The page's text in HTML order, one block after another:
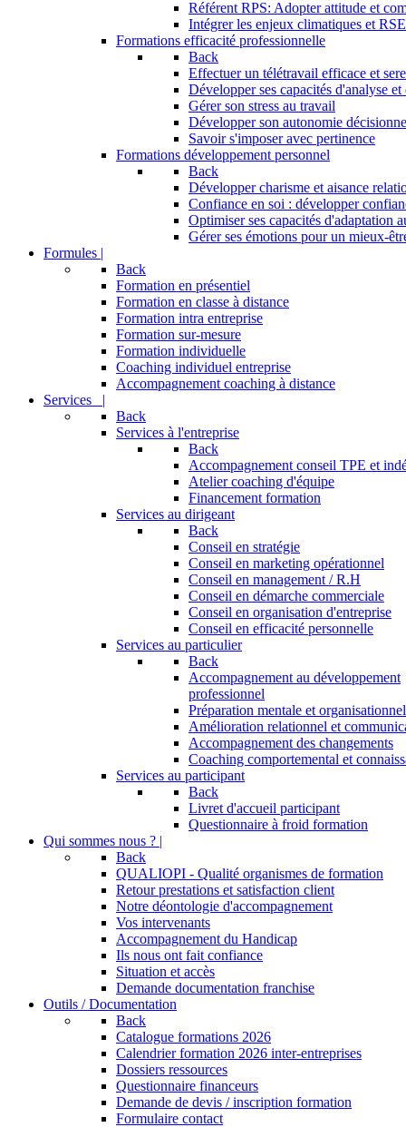
Référent RPS: Adopter attitude et
Intégrer les enjeux climatiques et
Formations efficacité professionnelle
Back
Effectuer un télétravail efficace et
Développer ses capacités d'analyse
Gérer son stress au travail
Développer son autonomie
Savoir s'imposer avec pertinence
Formations développement personnel
Back
Développer charisme et aisance
Confiance en soi : développer
Optimiser ses capacités d'adaptation
Gérer ses émotions pour un mieux-
Formules |
Back
Formation en présentiel
Formation en classe à distance
Formation intra entreprise
Formation sur-mesure
Formation individuelle
Coaching individuel entreprise
Accompagnement coaching à distance
Services |
Back
Services à l'entreprise
Back
Accompagnement conseil TPE et
Atelier coaching d'équipe
Financement formation
Services au dirigeant
Back
Conseil en stratégie
Conseil en marketing opérationnel
Conseil en management / R.H
Conseil en démarche commerciale
Conseil en organisation d'entreprise
Conseil en efficacité personnelle
Services au particulier
Back
Accompagnement au développement
professionnel
Préparation mentale et
Amélioration relationnel et
Accompagnement des changements
Coaching comportemental et
Services au participant
Back
Livret d'accueil participant
Questionnaire à froid formation
Qui sommes nous ? |
Back
QUALIOPI - Qualité organismes de formation
Retour prestations et satisfaction client
Notre déontologie d'accompagnement
Vos intervenants
Accompagnement du Handicap
Ils nous ont fait confiance
Situation et accès
Demande documentation franchise
Outils / Documentation
Back
Catalogue formations 2026
Calendrier formation 2026 inter-entreprises
Dossiers ressources
Questionnaire financeurs
Demande de devis / inscription formation
Formulaire contact